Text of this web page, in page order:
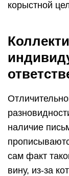
корыстной
наличие
сам факт
вину, из-за